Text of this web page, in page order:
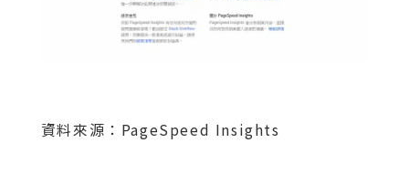
資料來源：PageSpeed Insights